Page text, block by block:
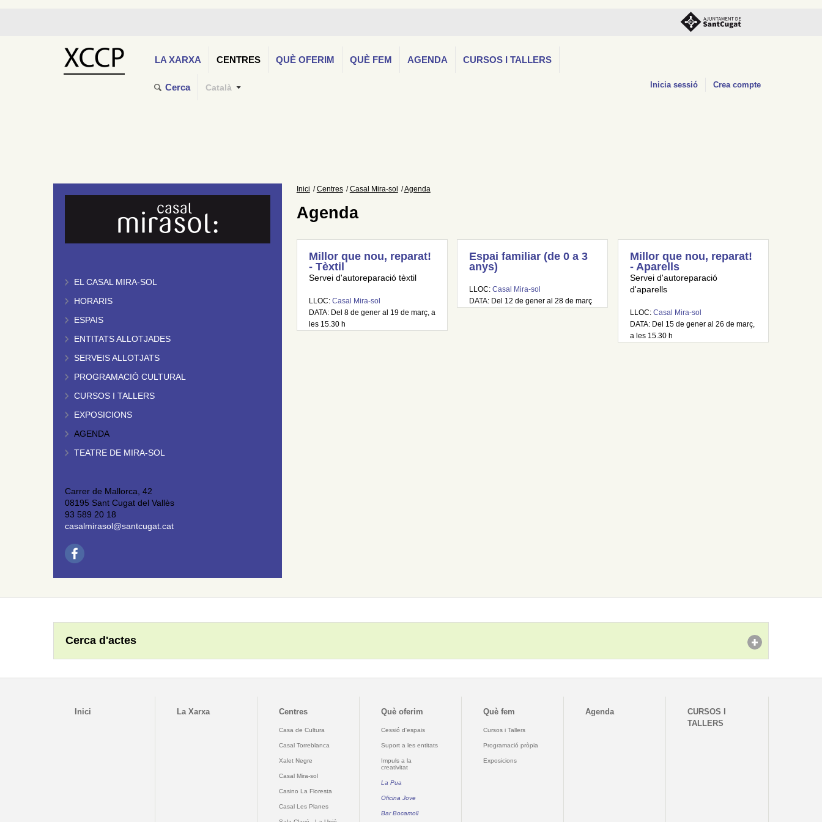
LA XARXA CENTRES QUÈ OFERIM QUÈ FEM AGENDA CURSOS I TALLERS
Cerca Català Inicia sessió Crea compte
EL CASAL MIRA-SOL
HORARIS
ESPAIS
ENTITATS ALLOTJADES
SERVEIS ALLOTJATS
PROGRAMACIÓ CULTURAL
CURSOS I TALLERS
EXPOSICIONS
AGENDA
TEATRE DE MIRA-SOL
Carrer de Mallorca, 42
08195 Sant Cugat del Vallès
93 589 20 18
casalmirasol@santcugat.cat
Inici Centres Casal Mira-sol Agenda
Agenda
Millor que nou, reparat!
- Tèxtil
Servei d'autoreparació tèxtil
LLOC: Casal Mira-sol
DATA: Del 8 de gener al 19 de març, a
les 15.30 h
Espai familiar (de 0 a 3
anys)
LLOC:Casal Mira-sol
DATA: Del 12 de gener al 28 de març
Millor que nou, reparat!
- Aparells
Servei d'autoreparació
d'aparells
LLOC: Casal Mira-sol
DATA: Del 15 de gener al 26 de març,
a les 15.30 h
Cerca d'actes
Inici La Xarxa Centres
Casa de Cultura
Casal Torreblanca
Xalet Negre
Casal Mira-sol
Casino La Floresta
Casal Les Planes
Què oferim
Cessió d'espais
Suport a les entitats
Impuls a la
creativitat
La Pua
Oficina Jove
Bar Bocamoll
Què fem
Cursos i Tallers
Programació pròpia
Exposicions
Agenda
CURSOS I
TALLERS